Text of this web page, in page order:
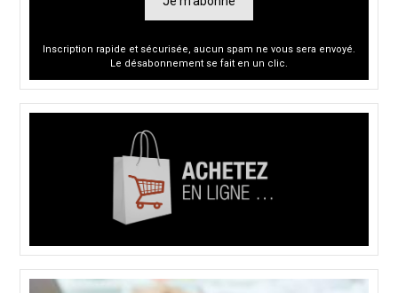
Inscription rapide et sécurisée, aucun spam ne vous sera envoyé.
Le désabonnement se fait en un clic.